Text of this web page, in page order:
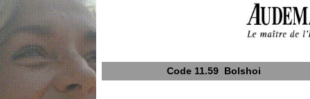
Code 11.59 Bolshoi